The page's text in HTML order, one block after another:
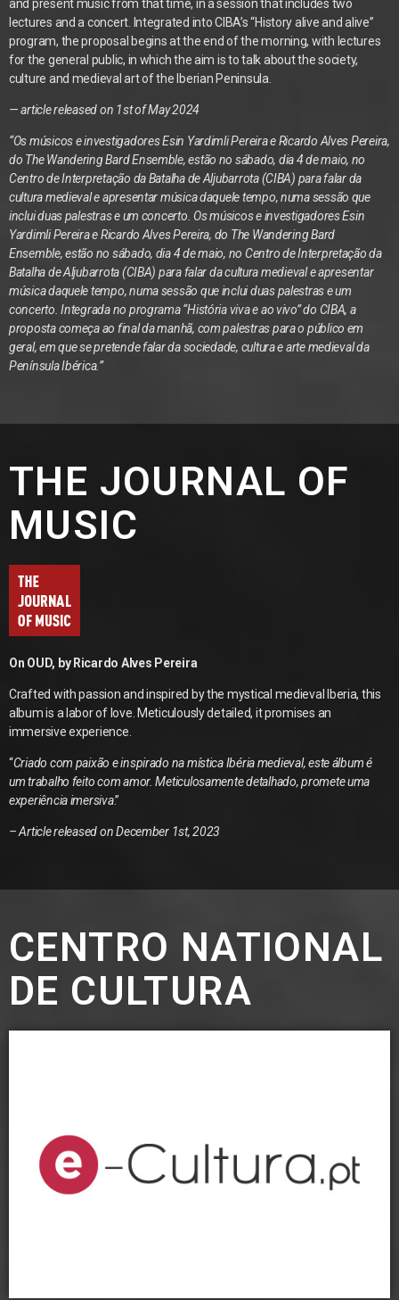
and present music from that time, in a session that includes two
lectures and a concert. Integrated into CIBA’s “History alive and alive”
program, the proposal begins at the end of the morning, with lectures
for the general public, in which the aim is to talk about the society,
culture and medieval art of the Iberian Peninsula.
— article released on 1st of May 2024
“Os músicos e investigadores Esin Yardimli Pereira e Ricardo Alves Pereira,
do The Wandering Bard Ensemble, estão no sábado, dia 4 de maio, no
Centro de Interpretação da Batalha de Aljubarrota (CIBA) para falar da
cultura medieval e apresentar música daquele tempo, numa sessão que
inclui duas palestras e um concerto. Os músicos e investigadores Esin
Yardimli Pereira e Ricardo Alves Pereira, do The Wandering Bard
Ensemble, estão no sábado, dia 4 de maio, no Centro de Interpretação da
Batalha de Aljubarrota (CIBA) para falar da cultura medieval e apresentar
música daquele tempo, numa sessão que inclui duas palestras e um
concerto. Integrada no programa “História viva e ao vivo” do CIBA, a
proposta começa ao final da manhã, com palestras para o público em
geral, em que se pretende falar da sociedade, cultura e arte medieval da
Península Ibérica.”
THE JOURNAL OF
MUSIC
On OUD, by Ricardo Alves Pereira
Crafted with passion and inspired by the mystical medieval Iberia, this
album is a labor of love. Meticulously detailed, it promises an
immersive experience.
“Criado com paixão e inspirado na mística Ibéria medieval, este álbum é
um trabalho feito com amor. Meticulosamente detalhado, promete uma
experiência imersiva.”
– Article released onDecember 1st, 2023
CENTRO NATIONAL
DE CULTURA